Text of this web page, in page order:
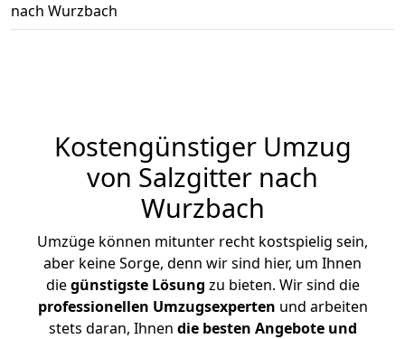
nach Wurzbach
Kostengünstiger Umzug
von Salzgitter nach
Wurzbach
Umzüge können mitunter recht kostspielig sein,
aber keine Sorge, denn wir sind hier, um Ihnen
diegünstigste Lösung zu bieten. Wir sind die
professionellen Umzugsexperten und arbeiten
stets daran, Ihnen die besten Angebote und